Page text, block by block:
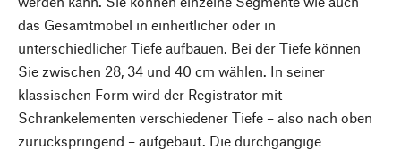
das Gesamtmöbel in einheitlicher oder in
unterschiedlicher Tiefe aufbauen. Bei der Tiefe können
Sie zwischen 28, 34 und 40 cm wählen. In seiner
klassischen Form wird der Registrator mit
Schrankelementen verschiedener Tiefe – also nach oben
zurückspringend – aufgebaut. Die durchgängige